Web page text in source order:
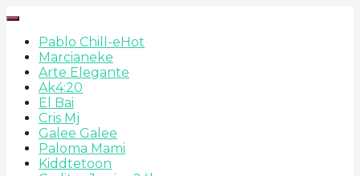
Pablo Chill-eHot
Marcianeke
Arte Elegante
Ak4:20
El Bai
Cris Mj
Galee Galee
Paloma Mami
Kiddtetoon